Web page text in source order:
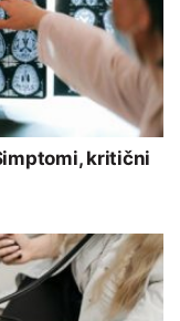
kritični